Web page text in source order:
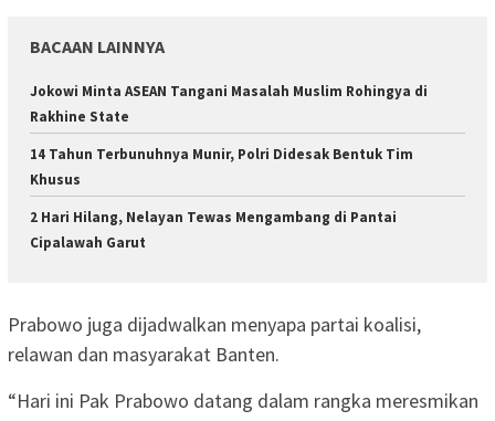
BACAAN LAINNYA
Jokowi Minta ASEAN Tangani Masalah Muslim Rohingya di
Rakhine State
14 Tahun Terbunuhnya Munir, Polri Didesak Bentuk Tim
Khusus
2 Hari Hilang, Nelayan Tewas Mengambang di Pantai
Cipalawah Garut
Prabowo juga dijadwalkan menyapa partai koalisi,
relawan dan masyarakat Banten.
“Hari ini Pak Prabowo datang dalam rangka meresmikan